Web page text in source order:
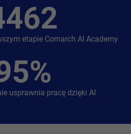
etapie Comarch AI Academy
usprawnia pracę dzięki AI